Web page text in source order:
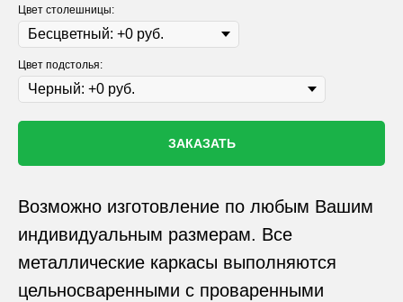
Цвет столешницы:
Цвет подстолья:
ЗАКАЗАТЬ
Возможно изготовление по любым Вашим
индивидуальным размерам. Все
металлические каркасы выполняются
цельносваренными с проваренными